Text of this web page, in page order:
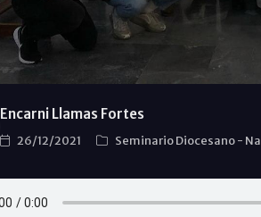
Encarni Llamas Fortes
26/12/2021 Seminario Diocesano-